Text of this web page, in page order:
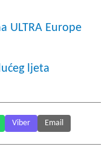
ULTRA Europe
ljeta
Viber Email